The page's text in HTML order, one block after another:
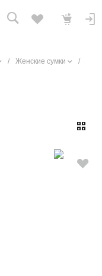
/ Женские сумки
/